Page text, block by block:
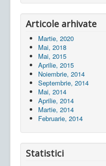
Articole arhivate
Martie, 2020
Mai, 2018
Mai, 2015
Aprilie, 2015
Noiembrie, 2014
Septembrie, 2014
Mai, 2014
Aprilie, 2014
Martie, 2014
Februarie, 2014
Statistici